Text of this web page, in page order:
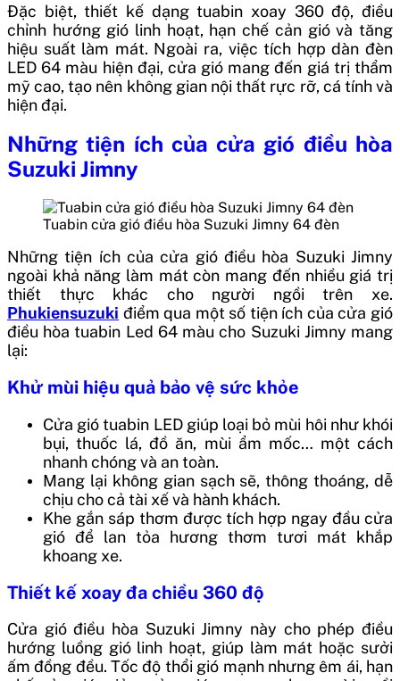
Đặc biệt, thiết kế dạng tuabin xoay 360 độ, điều
chỉnh hướng gió linh hoạt, hạn chế cản gió và tăng
hiệu suất làm mát. Ngoài ra, việc tích hợp dàn đèn
LED 64 màu hiện đại, cửa gió mang đến giá trị thẩm
mỹ cao, tạo nên không gian nội thất rực rỡ, cá tính và
hiện đại.
Những tiện ích của cửa gió điều hòa
Suzuki Jimny
Tuabin cửa gió điều hòa Suzuki Jimny 64 đèn
Những tiện ích của cửa gió điều hòa Suzuki Jimny
ngoài khả năng làm mát còn mang đến nhiều giá trị
thiết thực khác cho người ngồi trên xe.
Phukiensuzuki điểm qua một số tiện ích của cửa gió
điều hòa tuabin Led 64 màu cho Suzuki Jimny mang
lại:
Khử mùi hiệu quả bảo vệ sức khỏe
Cửa gió tuabin LED giúp loại bỏ mùi hôi như khói
bụi, thuốc lá, đồ ăn, mùi ẩm mốc… một cách
nhanh chóng và an toàn.
Mang lại không gian sạch sẽ, thông thoáng, dễ
chịu cho cả tài xế và hành khách.
Khe gắn sáp thơm được tích hợp ngay đầu cửa
gió để lan tỏa hương thơm tươi mát khắp
khoang xe.
Thiết kế xoay đa chiều 360 độ
Cửa gió điều hòa Suzuki Jimny này cho phép điều
hướng luồng gió linh hoạt, giúp làm mát hoặc sưởi
ấm đồng đều. Tốc độ thổi gió mạnh nhưng êm ái, hạn